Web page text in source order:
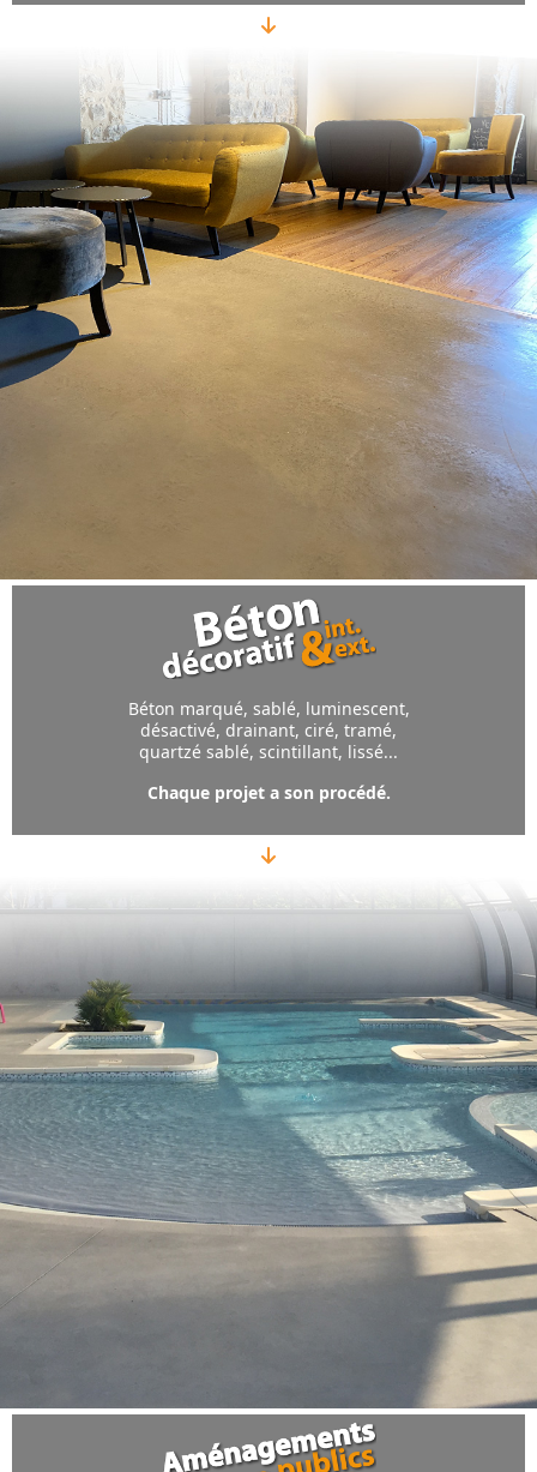
Béton marqué, sablé, luminescent,
désactivé, drainant, ciré, tramé,
quartzé sablé, scintillant, lissé...
Chaque projet a son procédé.